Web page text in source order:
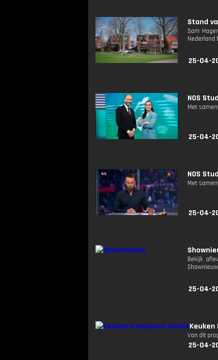
Stand
Sam
Nederland
25-04-
NOS
Met
25-04-
NOS
Met
25-04-
Bekijk
25-04-
Keuken
Van dit
25-04-